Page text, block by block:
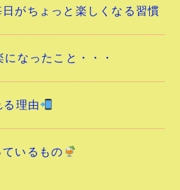
がちょっと楽しくなる習慣
なったこと・・・
理由
いるもの